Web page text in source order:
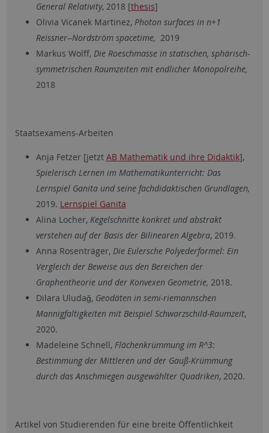
General Relativity, 2018 [thesis]
Olivia Vicanek Martinez, Photon surfaces in n+1
Reissner--Nordström spacetime, 2019
Markus Wolff, Die Roeschmasse in statischen, sphärisch-
symmetrischen Raumzeiten mit endlicher Monopolreihe,
2018
Staatsexamens-Arbeiten
Anja Fetzer [jetzt AB Mathematik und ihre Didaktik],
Spielerisch Lernen im Mathematikunterricht: Das
Lernspiel Ganita und seine fachdidaktischen Grundlagen,
2019. Lernspiel Ganita
Alina Locher, Kegelschnitte konkret und abstrakt
verstehen auf der Basis der Bilinearen Algebra, 2019.
Anna Rosenträger, Die Eulersche Polyederformel: Ein
Vergleich der Beweise aus den Bereichen der
Graphentheorie und der Konvexen Geometrie, 2018.
Dilara Uludağ, Geodäten in semi-riemannschen
Mannigfaltigkeiten mit Beispiel Schwarzschild-Raumzeit,
2020.
Madeleine Schnell, Flächenkrümmung im R^3:
Bestimmung der Mittleren und der Gauß-Krümmung
durch das Anschmiegen ausgewählter Quadriken, 2020.
Artikel von Studierenden für eine breite Öffentlichkeit